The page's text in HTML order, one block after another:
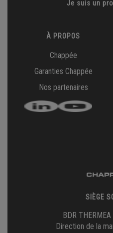
Je suis un
À PROPOS
Chappée
Garanties Chappée
Nos partenaires
SIÈGE
BDR
Direction de la